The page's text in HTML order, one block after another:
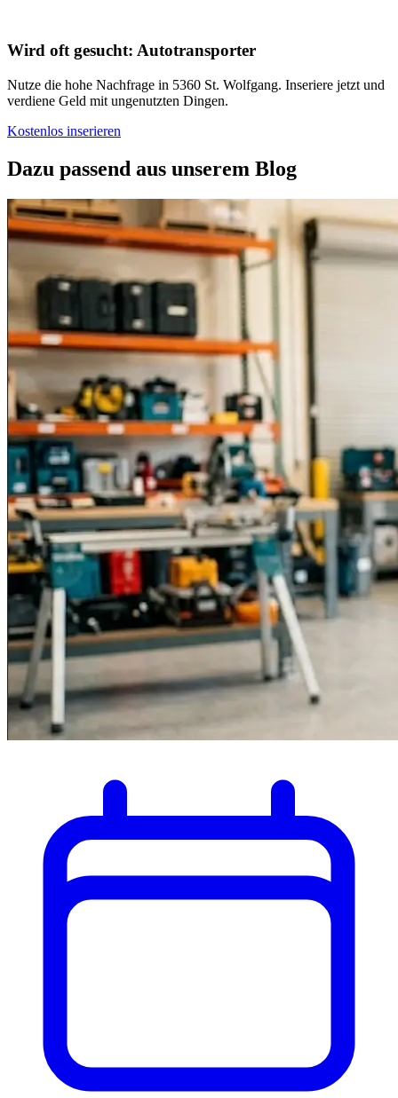
Wird oft gesucht: Autotransporter
Nutze die hohe Nachfrage in 5360 St. Wolfgang. Inseriere jetzt und
verdiene Geld mit ungenutzten Dingen.
Kostenlos inserieren
Dazu passend aus unserem Blog